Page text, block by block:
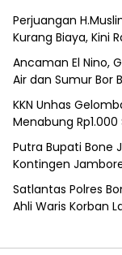
Perjuangan
Kurang Biaya, Kini
Ancaman El Nino,
Air dan Sumur Bor
KKN Unhas
Menabung Rp1.000
Putra Bupati Bone
Kontingen
Satlantas Polres
Ahli Waris Korban